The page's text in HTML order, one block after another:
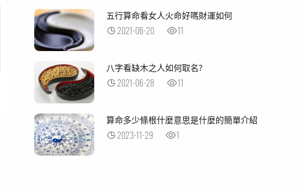
五行算命看女人火命好嗎財運如何
2021-06-20 11
八字看缺木之人如何取名?
2021-06-28 11
算命多少條根什麼意思是什麼的簡單介紹
2023-11-29 1